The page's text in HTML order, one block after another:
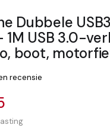
Dubbele
1M USB 3.0-
boot,
recensie